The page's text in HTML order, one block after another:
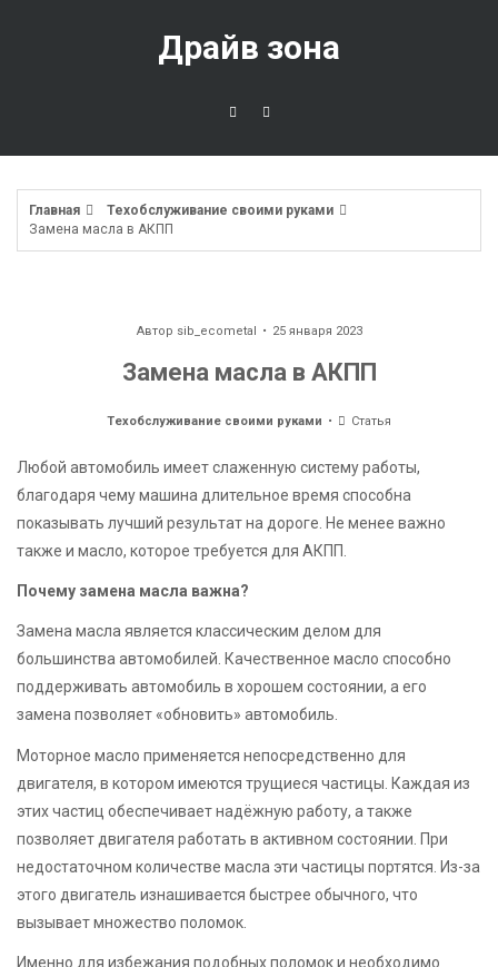
Драйв зона
Главная
Техобслуживание своими руками
Замена масла в АКПП
Автор sib_ecometal 25 января 2023
Замена масла в АКПП
Техобслуживание своими руками Статья
Любой автомобиль имеет слаженную систему работы,
благодаря чему машина длительное время способна
показывать лучший результат на дороге. Не менее важно
также и масло, которое требуется для АКПП.
Почему замена масла важна?
Замена масла является классическим делом для
большинства автомобилей. Качественное масло способно
поддерживать автомобиль в хорошем состоянии, а его
замена позволяет «обновить» автомобиль.
Моторное масло применяется непосредственно для
двигателя, в котором имеются трущиеся частицы. Каждая из
этих частиц обеспечивает надёжную работу, а также
позволяет двигателя работать в активном состоянии. При
недостаточном количестве масла эти частицы портятся. Из-за
этого двигатель изнашивается быстрее обычного, что
вызывает множество поломок.
Именно для избежания подобных поломок и необходимо